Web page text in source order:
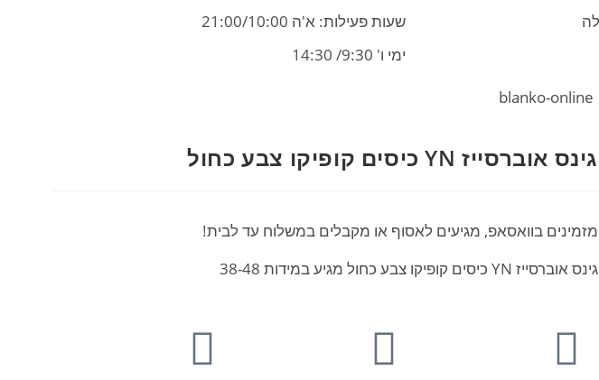
שעות פעילות: א'ה 21:00/10:00
ימי ו' 9:30/ 14:30
blanko-online
גינס אוברסייז YN כיסים קופיקו צבע כחול
מזמינים בוואסאפ, מגיעים לאסוף או מקבלים במשלוח עד לבית!
גינס אוברסייז YN כיסים קופיקו צבע כחול מגיע במידות 38-48